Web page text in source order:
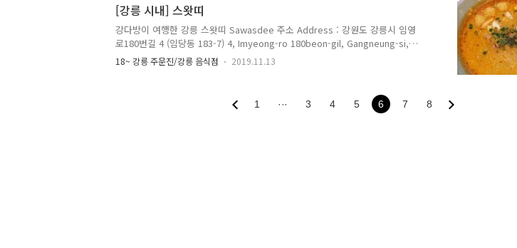
and Rice Soup 7,000원 순대국밥 Sundaegukbap Blood Sausage and
Rice Soup 7,00..
[강릉 시내] 스왓띠
강다방이 여행한 강릉 스왓띠 Sawasdee 주소 Address : 강원도 강릉시 임영
로180번길 4 (임당동 183-7) 4, Imyeong-ro 180beon-gil, Gangneung-si,
Gangwon-do 전화 Telephone : 033-648-6896 영업 시간 Opening Hours :
매일 Everyday 10:00~21:30 메뉴 및 가격 Menu with Prices : 똠양꿍 Tom
팟타이 꿍 Pad Thai Kung 10,000원 그린커리 Green Curry 15,000원 카오팟
무 Kaopad Pork 8,000원 까이(Kai) ▶ 닭 무(Mu) ▶ 돼지 꿍(Kung) ▶ ..
18~ 강릉 주문진/강릉 음식점 2019.11.13
1 ··· 3 4 5 6 7 8